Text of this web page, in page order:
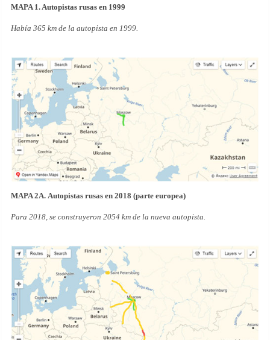
MAPA 1. Autopistas rusas en 1999
Había 365 km de la autopista en 1999.
MAPA 2A. Autopistas rusas en 2018 (parte europea)
Para 2018, se construyeron 2054 km de la nueva autopista.